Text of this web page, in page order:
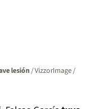
lesión/ VizzorImage /